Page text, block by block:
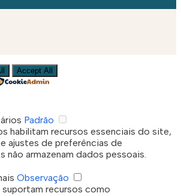
Accept All
Padrão
habilitam recursos essenciais do site,
ajustes de preferências de
não armazenam dados pessoais.
Observação
recursos como